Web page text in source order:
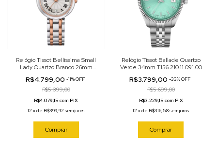
Relógio Tissot Bellissima Small
Lady Quartzo Branco 26mm
R$4.799,00 -11%OFF
R$5.399,00
R$4.079,15 com PIX
12 xde R$399,92 sem juros
Comprar
Relógio Tissot Ballade Quartzo
Verde 34mm T156.210.11.091.00
R$3.799,00-33%OFF
R$5.699,00
R$3.229,15 com PIX
12 xde R$316,58sem juros
Comprar